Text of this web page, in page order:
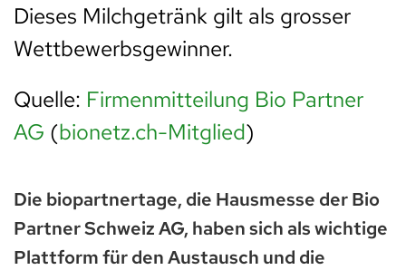
Dieses Milchgetränk gilt als grosser
Wettbewerbsgewinner.
Quelle: Firmenmitteilung Bio Partner
AG (bionetz.ch-Mitglied)
Die biopartnertage, die Hausmesse der Bio
Partner Schweiz AG, haben sich als wichtige
Plattform für den Austausch und die